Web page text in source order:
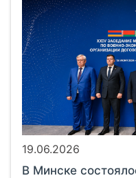
19.06.2026
В Минске